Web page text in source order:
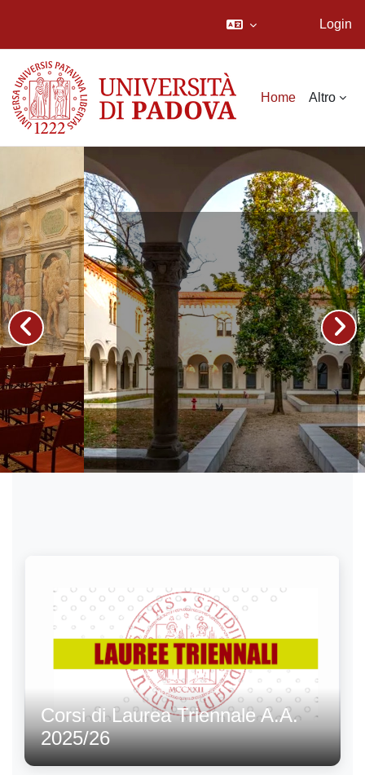
Login
Home Altro
Dipartimento
di Studi
linguistici e
letterari
Corsi di Laurea Triennale A.A.
2025/26